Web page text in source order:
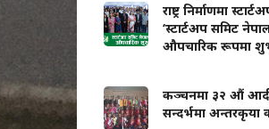
राष्ट्र निर्माणमा
‘स्टार्टअप समिट
औपचारिक रूपमा
कञ्चनमा ३२ औं
सन्दर्भमा अन्तरकृया